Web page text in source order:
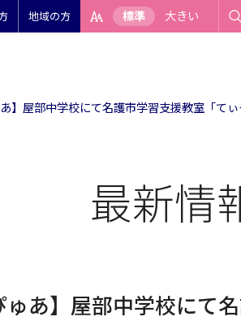
地域の方 標準 大きい
】屋部中学校にて名護市学習支援教室「て
最新情
ゅあ】屋部中学校にて